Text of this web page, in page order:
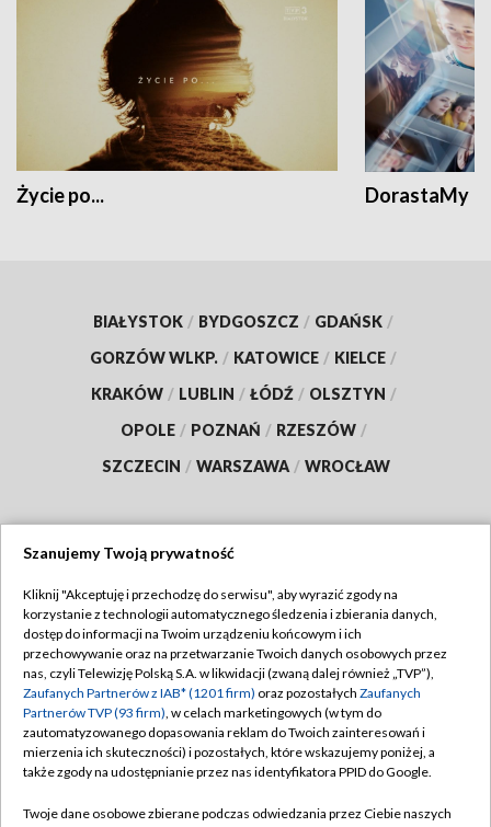
Życie po... DorastaMy
BIAŁYSTOK / BYDGOSZCZ / GDAŃSK /
GORZÓW WLKP. / KATOWICE / KIELCE /
KRAKÓW / LUBLIN / ŁÓDŹ / OLSZTYN /
OPOLE / POZNAŃ / RZESZÓW /
SZCZECIN / WARSZAWA / WROCŁAW
TVP
Abonament TVP
Emisja w TVP
Centrum informacji TVP
Naziemna Telewizja Cyfrowa
Regulamin TVP
Polityka prywatności
Moje zgody
Pomoc
Szanujemy Twoją prywatność
Kliknij "Akceptuję i przechodzę do serwisu", aby wyrazić zgody na
korzystanie z technologii automatycznego śledzenia i zbierania danych,
dostęp do informacji na Twoim urządzeniu końcowym i ich
przechowywanie oraz na przetwarzanie Twoich danych osobowych przez
nas, czyli Telewizję Polską S.A. w likwidacji (zwaną dalej również „TVP”),
Zaufanych Partnerów z IAB* (1201 firm) oraz pozostałych Zaufanych
Partnerów TVP (93 firm), w celach marketingowych (w tym do
zautomatyzowanego dopasowania reklam do Twoich zainteresowań i
mierzenia ich skuteczności) i pozostałych, które wskazujemy poniżej, a
także zgody na udostępnianie przez nas identyfikatora PPID do Google.
Twoje dane osobowe zbierane podczas odwiedzania przez Ciebie naszych